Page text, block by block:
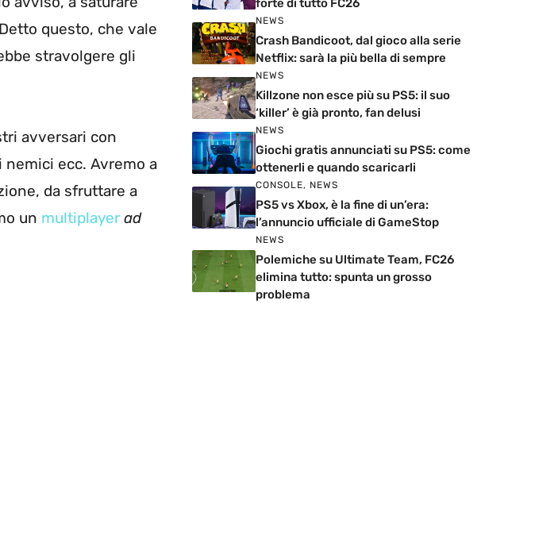
questo, che vale
stravolgere gli
avversari con
ecc. Avremo a
da sfruttare a
un multiplayer ad
forte di tutto FC26
NEWS
Crash Bandicoot, dal gioco alla serie
Netflix: sarà la più bella di sempre
NEWS
Killzone non esce più su PS5: il suo
‘killer’ è già pronto, fan delusi
NEWS
Giochi gratis annunciati su PS5: come
ottenerli e quando scaricarli
CONSOLE, NEWS
PS5 vs Xbox, è la fine di un’era:
l’annuncio ufficiale di GameStop
NEWS
Polemiche su Ultimate Team, FC26
elimina tutto: spunta un grosso
problema